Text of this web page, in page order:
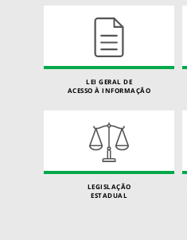
LEI GERAL DE
ACESSO À INFORMAÇÃO
LEGISLAÇÃO
ESTADUAL